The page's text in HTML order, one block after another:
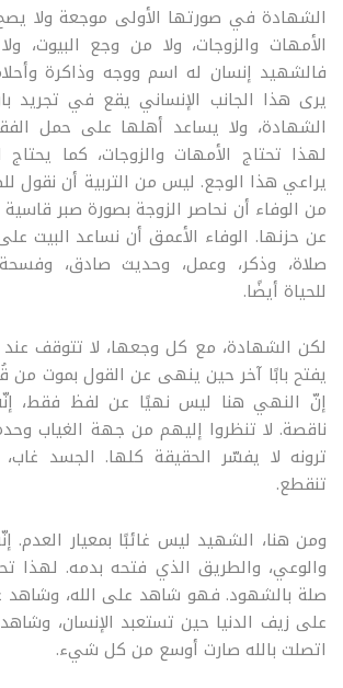
الشهادة في صورتها الأولى موجعة ولا
الأمهات والزوجات، ولا من وجع البيوت،
فالشهيد إنسان له اسم ووجه وذاكرة
يرى هذا الجانب الإنساني يقع في تجريد
الشهادة، ولا يساعد أهلها على حمل
لهذا تحتاج الأمهات والزوجات، كما يحتاج
يراعي هذا الوجع. ليس من التربية أن نقول
من الوفاء أن نحاصر الزوجة بصورة صبر
عن حزنها. الوفاء الأعمق أن نساعد البيت
صلاة، وذكر، وعمل، وحديث صادق،
للحياة أيضًا.
لكن الشهادة، مع كل وجعها، لا تتوقف عند
يفتح بابًا آخر حين ينهى عن القول بموت من
إنّ النهي هنا ليس نهيًا عن لفظ فقط،
ناقصة. لا تنظروا إليهم من جهة الغياب
ترونه لا يفسّر الحقيقة كلها. الجسد
تنقطع.
ومن هنا، الشهيد ليس غائبًا بمعيار العدم.
والوعي، والطريق الذي فتحه بدمه. لهذا
صلة بالشهود. فهو شاهد على الله،
على زيف الدنيا حين تستعبد الإنسان،
اتصلت بالله صارت أوسع من كل شيء.